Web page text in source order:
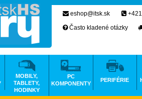
eshop@itsk.sk
Často kladené otázky
MOBILY,
TABLETY,
HODINKY
PC
KOMPONENTY
PERIFÉRIE